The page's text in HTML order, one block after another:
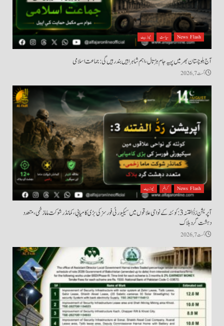
News Flash سیاست نیوز بیٹ
آج بلوچستان بھر میں پہیہ جام ہڑتال، اہم شاہراہیں بند رہیں گی: جماعت اسلامی
اگست 7, 2026
News Flash کرائم نیوز بیٹ
آپریشن رَدُّ الفتنہ 3: کوئٹہ کے نواحی علاقوں میں سیکیورٹی فورسز کی بڑی کامیابی، کمانڈر شوکت ماما زخمی، متعدد
دہشت گرد ہلاک
اگست 7, 2026